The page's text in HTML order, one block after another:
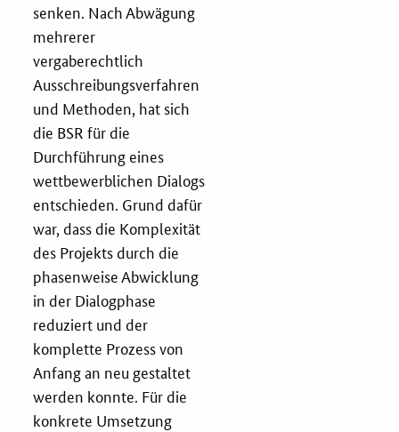
senken. Nach Abwägung
mehrerer
vergaberechtlich
Ausschreibungsverfahren
und Methoden, hat sich
die BSR für die
Durchführung eines
wettbewerblichen Dialogs
entschieden. Grund dafür
war, dass die Komplexität
des Projekts durch die
phasenweise Abwicklung
in der Dialogphase
reduziert und der
komplette Prozess von
Anfang an neu gestaltet
werden konnte. Für die
konkrete Umsetzung